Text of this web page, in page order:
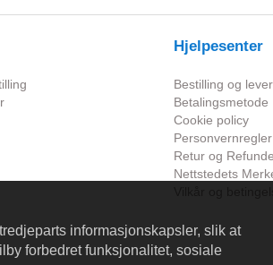
Hjelpesenter
Bestilling og
Betalingsmetode
Cookie policy
Personvernregler
Retur og
Nettstedets
informasjonskapsler, slik at
forbedret funksjonalitet, sosiale